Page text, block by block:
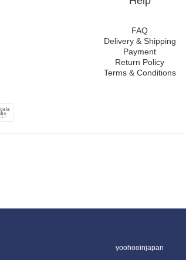
FAQ
Delivery & Shipping
Payment
Return Policy
Terms & Conditions
yoohooinjapan